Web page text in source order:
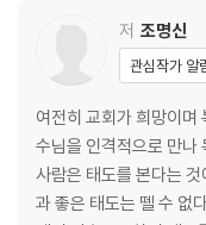
겉모습 / 무기력 / 조급함 /
온유 / 비관 / 흔들림 / 예민
IV. 하나님 앞에 맴돌다
고독 / 기쁨 / 고민 / 특별 /
용서 / 일상 / 고갈 / 자유 /
저 조명신
관심작가 알
여전히 교회가 희망이며
수님을 인격적으로 만나
사람은 태도를 본다는
과 좋은 태도는 뗄 수 없